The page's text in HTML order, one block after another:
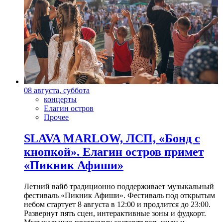
08 августа, суббота
концерты
Елагин остров
Прочее
SLAVA MARLOW, ЛСП, «Бонд с
кнопкой». Елагин остров примет
«Пикник Афиши»
Летний вайб традиционно поддерживает музыкальный
фестиваль «Пикник Афиши». Фестиваль под открытым
небом стартует 8 августа в 12:00 и продлится до 23:00.
Развернут пять сцен, интерактивные зоны и фудкорт.